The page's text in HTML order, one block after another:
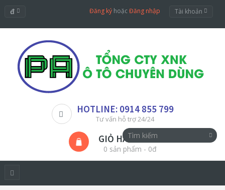
đ Đăng ký hoặcĐăng nhập Tài khoản
HOTLINE: 0914 855 799
Tư vấn hỗ trợ 24/24
GIỎ HÀNG
0 sản phẩm - 0đ